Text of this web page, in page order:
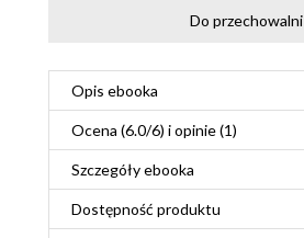
Do przechowalni
Opis ebooka
Ocena (6.0/6) i opinie (1)
Szczegółyebooka
Dostępność produktu